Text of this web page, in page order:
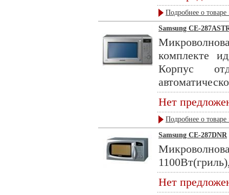
Подробнее о товаре
Samsung CE-
комплекте
Корпус
Нет
Подробнее о товаре
Samsung CE-287DNR
Нет